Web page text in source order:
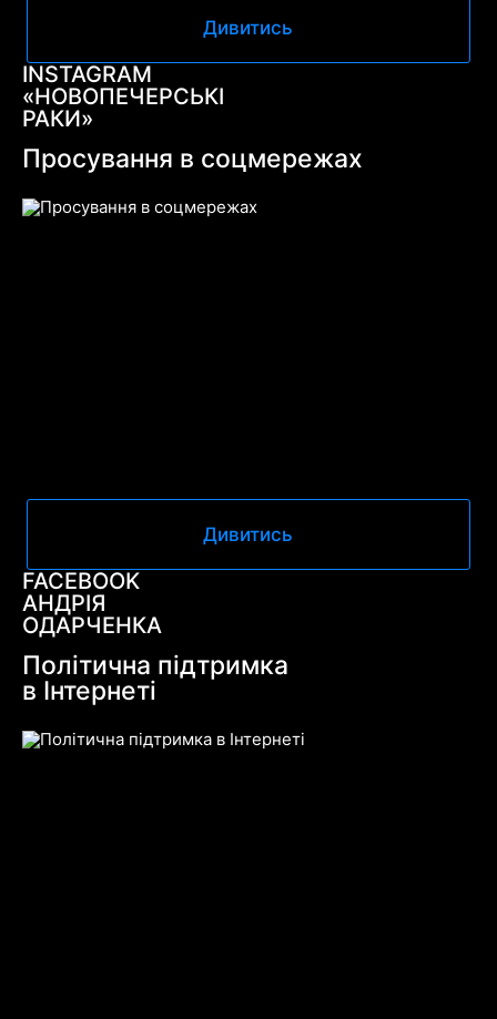
Дивитись
INSTAGRAM
«НОВОПЕЧЕРСЬКІ
РАКИ»
Просування в соцмережах
Дивитись
FACEBOOK
АНДРІЯ
ОДАРЧЕНКА
Політична підтримка
в Інтернеті